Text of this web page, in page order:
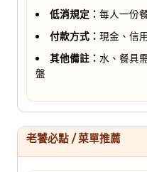
低消規定： 每人一份
付款方式： 現金、信
其他備註： 水、餐具
盤
老饕必點 / 菜單推薦